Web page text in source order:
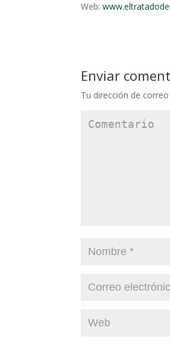
Web:
Enviar
Tu dirección de